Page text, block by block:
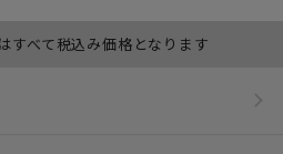
すべて税込み価格となります